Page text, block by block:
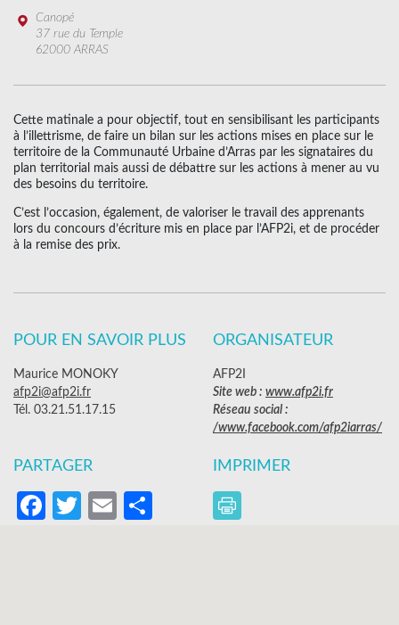
Canopé
37 rue du Temple
62000 ARRAS
Cette matinale a pour objectif, tout en sensibilisant les participants
à l’illettrisme, de faire un bilan sur les actions mises en place sur le
territoire de la Communauté Urbaine d’Arras par les signataires du
plan territorial mais aussi de débattre sur les actions à mener au vu
des besoins du territoire.
C’est l’occasion, également, de valoriser le travail des apprenants
lors du concours d’écriture mis en place par l’AFP2i, et de procéder
à la remise des prix.
POUR EN SAVOIR PLUS
Maurice MONOKY
afp2i@afp2i.fr
Tél. 03.21.51.17.15
ORGANISATEUR
AFP2I
Site web : www.afp2i.fr
Réseau social :
/www.facebook.com/afp2iarras/
PARTAGER
Facebook
Twitter
EmailPartager
IMPRIMER